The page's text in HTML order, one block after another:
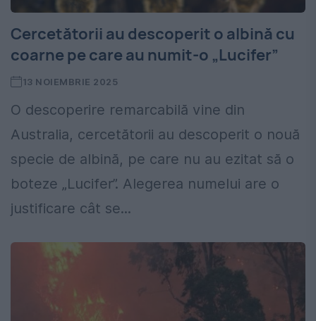
Cercetătorii au descoperit o albină cu
coarne pe care au numit-o „Lucifer”
13 NOIEMBRIE 2025
O descoperire remarcabilă vine din
Australia, cercetătorii au descoperit o nouă
specie de albină, pe care nu au ezitat să o
boteze „Lucifer”. Alegerea numelui are o
justificare cât se...